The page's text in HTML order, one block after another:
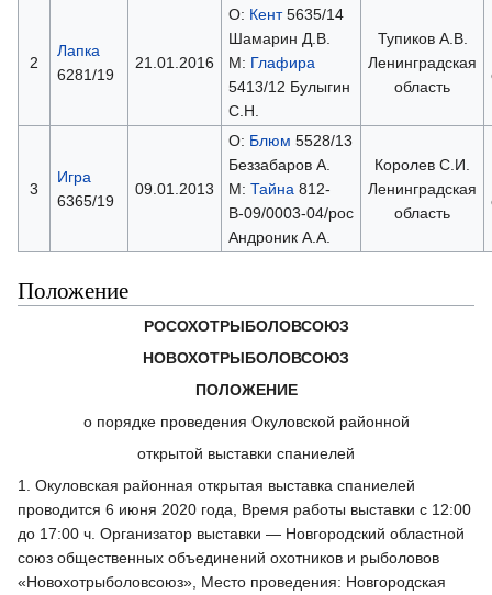
2
Лапка
6281/19
21.01.2016
О: Кент5635/14
Шамарин Д.В.
М: Глафира
5413/12 Булыгин
С.Н.
Тупиков А.В.
Ленинградская
область
3
Игра
6365/19
09.01.2013
О: Блюм 5528/13
Беззабаров А.
М: Тайна 812-
В-09/0003-04/рос
Андроник А.А.
Королев С.И.
Ленинградская
область
Положение
РОСОХОТРЫБОЛОВСОЮЗ
НОВОХОТРЫБОЛОВСОЮЗ
ПОЛОЖЕНИЕ
о порядке проведения Окуловской районной
открытой выставки спаниелей
1. Окуловская районная открытая выставка спаниелей
проводится 6 июня 2020 года, Время работы выставки с 12:00
до 17:00 ч. Организатор выставки — Новгородский областной
союз общественных объединений охотников и рыболовов
«Новохотрыболовсоюз», Место проведения: Новгородская